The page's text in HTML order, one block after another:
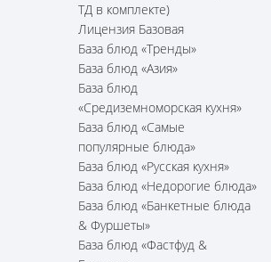
ТД в комплекте)
Лицензия Базовая
База блюд «Тренды»
База блюд «Азия»
База блюд
«Средиземноморская кухня»
База блюд «Самые
популярные блюда»
База блюд «Русская кухня»
База блюд «Недорогие блюда»
База блюд «Банкетные блюда
& Фуршеты»
База блюд «Фастфуд &